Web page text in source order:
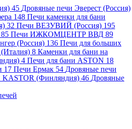
45 Дровяные печи Эверест (Россия)
148 Печи каменки для бани
32 Печи ВЕЗУВИЙ (Россия) 195
85 Печи ИЖКОМЦЕНТР ВВД 89
(Россия) 136 Печи для больших
8 Каменки для бани на
4 Печи для бани ASTON 18
17 Печи Ермак 54 Дровяные печи
KASTOR (Финляндия) 46 Дровяные